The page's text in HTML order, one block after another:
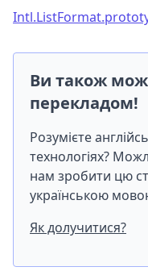
Ви також
перекладом!
Розумієте
технологіях?
нам зробити цю
українською
Як долучитися?